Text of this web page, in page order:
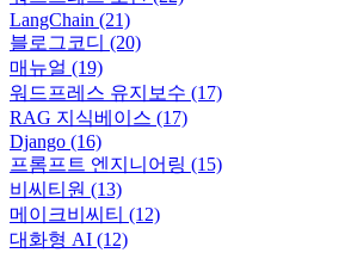
LangChain (21)
블로그코디 (20)
매뉴얼 (19)
워드프레스 유지보수 (17)
RAG 지식베이스 (17)
Django (16)
프롬프트 엔지니어링 (15)
비씨티원 (13)
메이크비씨티 (12)
대화형 AI (12)